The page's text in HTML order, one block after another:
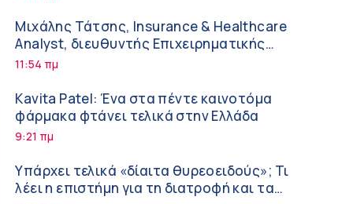
Μιχάλης Τάτσης, Insurance & Healthcare
Analyst, διευθυντής Επιχειρηματικής
Ανάπτυξης Ομίλου HHG
11:54 πμ
Kavita Patel: Ένα στα πέντε καινοτόμα
φάρμακα φτάνει τελικά στην Ελλάδα
9:21 πμ
Υπάρχει τελικά «δίαιτα θυρεοειδούς»; Τι
λέει η επιστήμη για τη διατροφή και τα